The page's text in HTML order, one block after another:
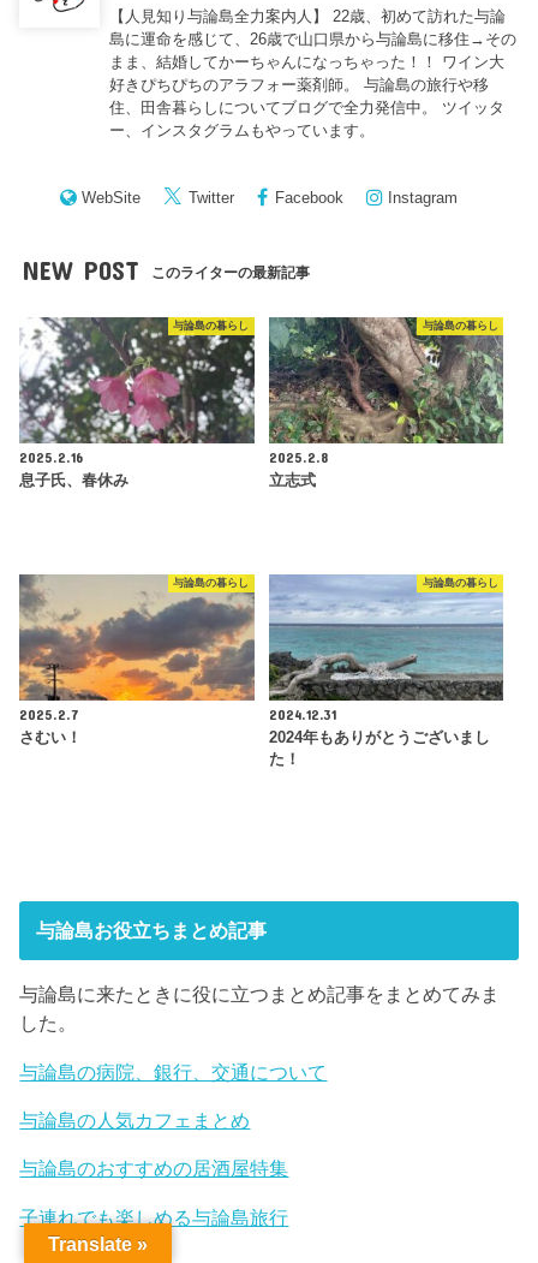
【人見知り与論島全力案内人】 22歳、初めて訪れた与論
島に運命を感じて、26歳で山口県から与論島に移住→その
まま、結婚してかーちゃんになっちゃった！！ ワイン大
好きぴちぴちのアラフォー薬剤師。 与論島の旅行や移
住、田舎暮らしについてブログで全力発信中。 ツイッタ
ー、インスタグラムもやっています。
WebSite Twitter Facebook Instagram
NEW POST このライターの最新記事
与論島の暮らし
2025.2.16
息子氏、春休み
与論島の暮らし
2025.2.8
立志式
与論島の暮らし
2025.2.7
さむい！
与論島の暮らし
2024.12.31
2024年もありがとうございまし
た！
与論島お役立ちまとめ記事
与論島に来たときに役に立つまとめ記事をまとめてみま
した。
与論島の病院、銀行、交通について
与論島の人気カフェまとめ
与論島のおすすめの居酒屋特集
子連れでも楽しめる与論島旅行
Translate »